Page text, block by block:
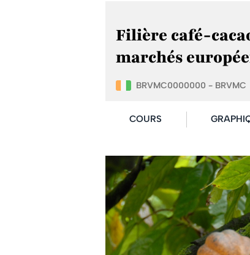
Filière café-
marchés
BRVMC0000000 - BRVMC
COURS